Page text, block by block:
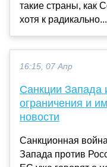
такие страны, как
хотя к радикально...
16:15, 07 Апр
Санкции Запада
ограничения и
новости
Санкционная
Запада против